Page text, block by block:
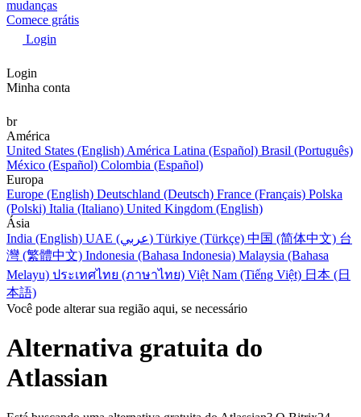
Tasks: actual completion
time
Vendas e CRM